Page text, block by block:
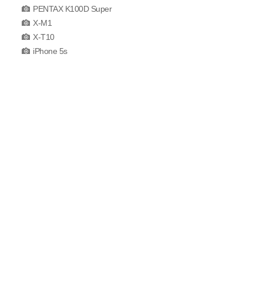
PENTAX K100D Super
X-M1
X-T10
iPhone 5s